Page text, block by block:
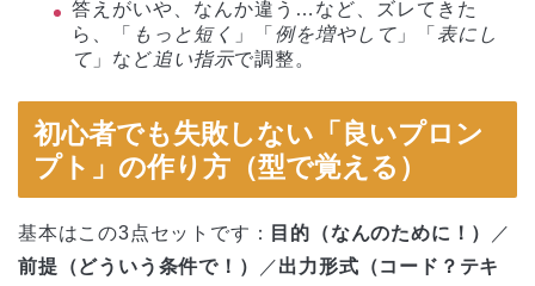
答えがいや、なんか違う…など、ズレてきた
ら、「
もっと短く 」「 例を増やして 」「 表にし
て 」など追い指示で調整。
初心者でも失敗しない「良いプロン
プト」の作り方（型で覚える）
基本はこの3点セットです： 目的（なんのために！）
／
前提（どういう条件で！）
／出力形式（コード？テキ